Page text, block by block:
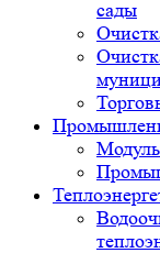
сады